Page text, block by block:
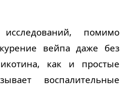
помимо
вейпа даже без
как и простые
воспалительные